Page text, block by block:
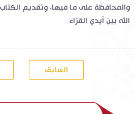
والمحافظة على ما فيها، وتقديم
الله بين أيدي القرّاء
السابق